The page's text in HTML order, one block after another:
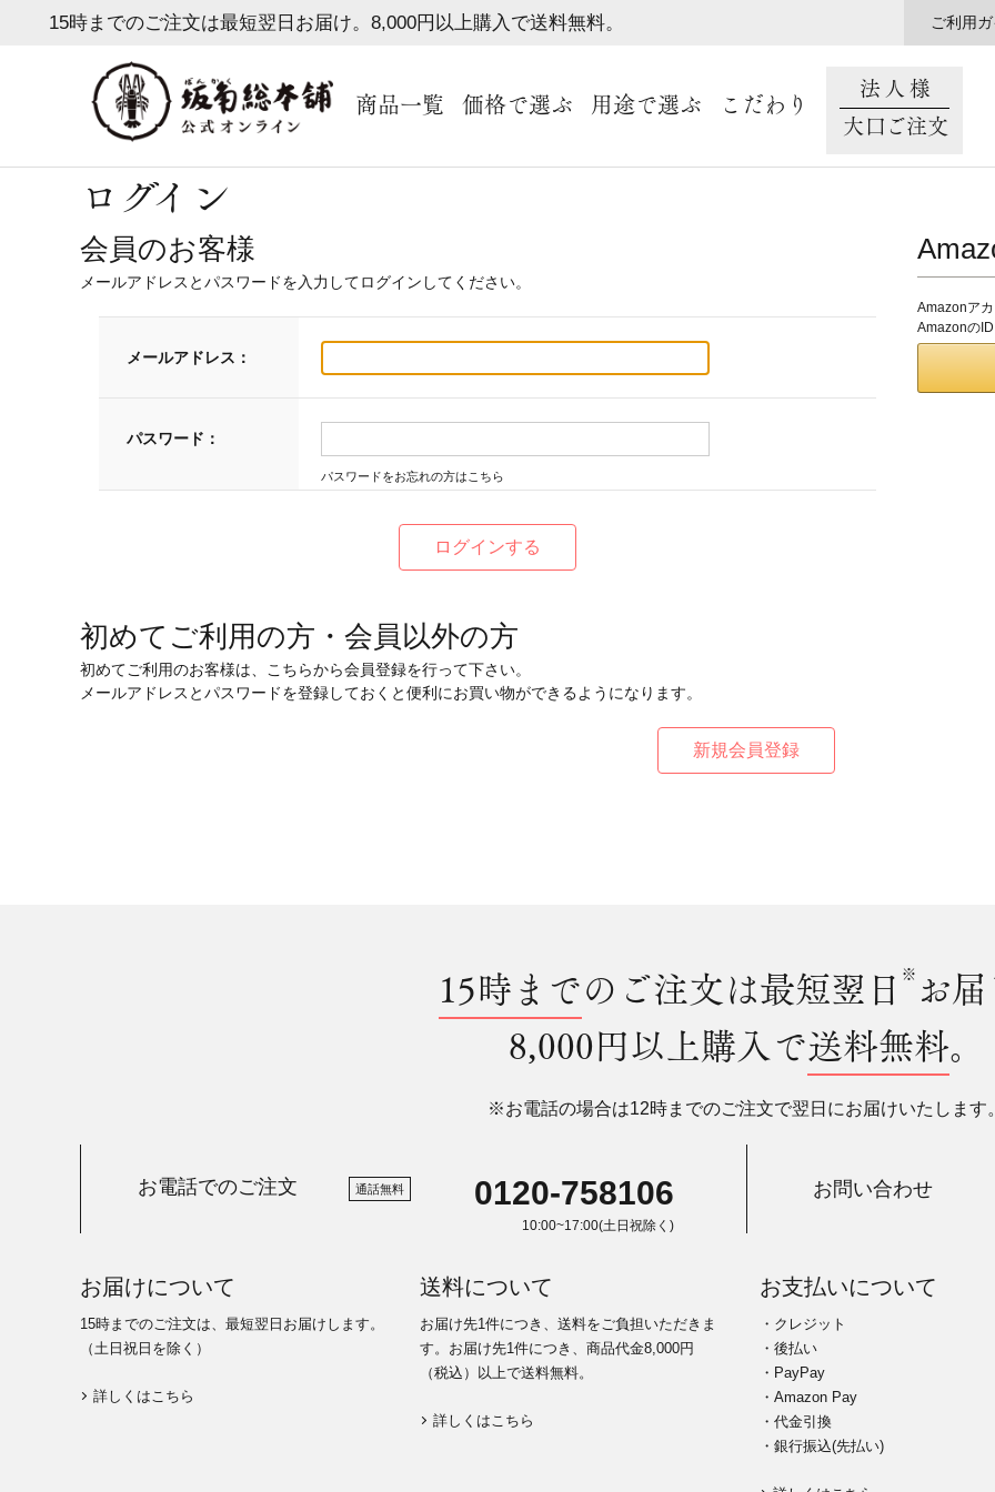
15時までのご注文は最短翌日お届け。8,000円以上購入で送料無料。 ご利用
商品一覧 価格で選ぶ 用途で選ぶ こだわり
法人様
大口ご注文
ログイン
会員のお客様
メールアドレスとパスワードを入力してログインしてください。
メールアドレス：
パスワード：
パスワードをお忘れの方はこちら
Amazonア
Amazonの
初めてご利用の方・会員以外の方
初めてご利用のお客様は、こちらから会員登録を行って下さい。
メールアドレスとパスワードを登録しておくと便利にお買い物ができるようになります。
15時までのご注文は最短翌日 ※ お
8,000円以上購入で送料無料。
※お電話の場合は12時までのご注文で翌日にお届けいたします
お電話でのご注文 通話無料 0120-758106
10:00~17:00(土日祝除く)
お問い合わせ
お届けについて
15時までのご注文は、最短翌日お届けします。
（土日祝日を除く）
詳しくはこちら
送料について
お届け先1件につき、送料をご負担いただきま
す。お届け先1件につき、商品代金8,000円
（税込）以上で送料無料。
詳しくはこちら
お支払いについて
・クレジット
・後払い
・PayPay
・Amazon Pay
・代金引換
・銀行振込(先払い)